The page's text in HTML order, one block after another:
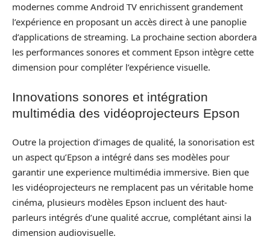
modernes comme Android TV enrichissent grandement
l’expérience en proposant un accès direct à une panoplie
d’applications de streaming. La prochaine section abordera
les performances sonores et comment Epson intègre cette
dimension pour compléter l’expérience visuelle.
Innovations sonores et intégration
multimédia des vidéoprojecteurs Epson
Outre la projection d’images de qualité, la sonorisation est
un aspect qu’Epson a intégré dans ses modèles pour
garantir une experience multimédia immersive. Bien que
les vidéoprojecteurs ne remplacent pas un véritable home
cinéma, plusieurs modèles Epson incluent des haut-
parleurs intégrés d’une qualité accrue, complétant ainsi la
dimension audiovisuelle.